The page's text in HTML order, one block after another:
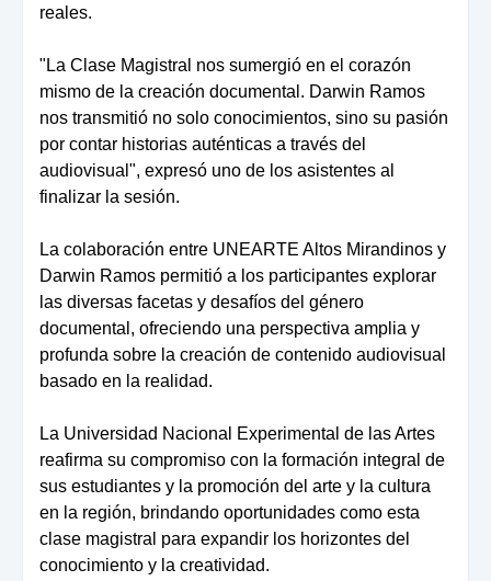
reales.
"La Clase Magistral nos sumergió en el corazón
mismo de la creación documental. Darwin Ramos
nos transmitió no solo conocimientos, sino su pasión
por contar historias auténticas a través del
audiovisual", expresó uno de los asistentes al
finalizar la sesión.
La colaboración entre UNEARTE Altos Mirandinos y
Darwin Ramos permitió a los participantes explorar
las diversas facetas y desafíos del género
documental, ofreciendo una perspectiva amplia y
profunda sobre la creación de contenido audiovisual
basado en la realidad.
La Universidad Nacional Experimental de las Artes
reafirma su compromiso con la formación integral de
sus estudiantes y la promoción del arte y la cultura
en la región, brindando oportunidades como esta
clase magistral para expandir los horizontes del
conocimiento y la creatividad.